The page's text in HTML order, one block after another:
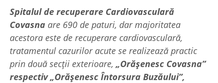
Spitalul de recuperare Cardiovasculară
Covasna are 690 de paturi, dar majoritatea
acestora este de recuperare cardiovasculară,
tratamentul cazurilor acute se realizează practic
prin două secții exterioare, „Orășenesc Covasna”
respectiv „Orășenesc Întorsura Buzăului”,